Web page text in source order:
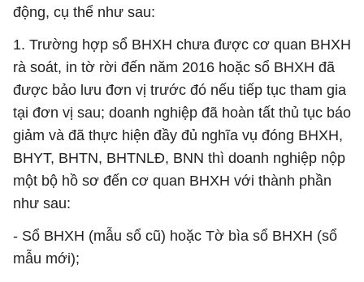
động, cụ thể như sau:
1. Trường hợp sổ BHXH chưa được cơ quan BHXH
rà soát, in tờ rời đến năm 2016 hoặc sổ BHXH đã
được bảo lưu đơn vị trước đó nếu tiếp tục tham gia
tại đơn vị sau; doanh nghiệp đã hoàn tất thủ tục báo
giảm và đã thực hiện đầy đủ nghĩa vụ đóng BHXH,
BHYT, BHTN, BHTNLĐ, BNN thì doanh nghiệp nộp
một bộ hồ sơ đến cơ quan BHXH với thành phần
như sau:
- Sổ BHXH (mẫu sổ cũ) hoặc Tờ bìa sổ BHXH (sổ
mẫu mới);